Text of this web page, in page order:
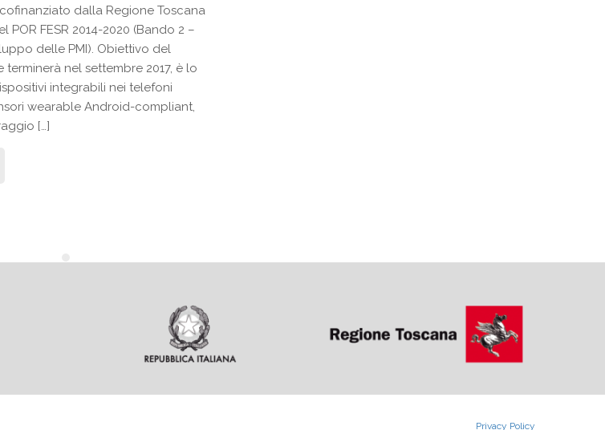
dalla Regione Toscana
POR FESR 2014-2020 (Bando 2 –
delle PMI). Obiettivo del
nel settembre 2017, è lo
integrabili nei telefoni
wearable Android-compliant,
[…]
Privacy Policy